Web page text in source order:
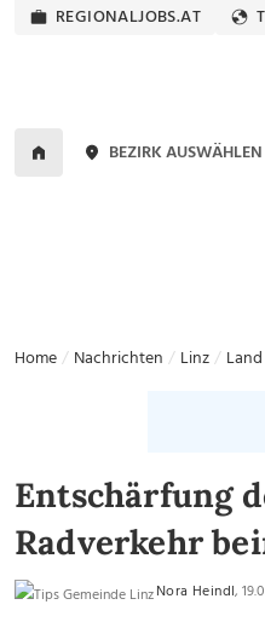
REGIONALJOBS.AT
BEZIRK AUSWÄHLEN
Home Nachrichten Linz
Entschärfung
Radverkehr
Nora Heindl,